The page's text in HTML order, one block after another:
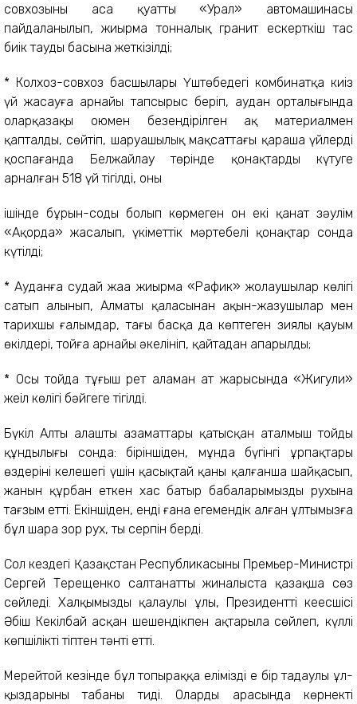
совхозының аса қуатты «Урал» автомашинасы
пайдаланылып, жиырма тонналық гранит ескерткіш тас
биік таудың басына жеткізілді;
* Колхоз-совхоз басшылары Үштөбедегі комбинатқа киіз
үй жасауға арнайы тапсырыс беріп, аудан орталығында
оларқазақы оюмен безендірілген ақ материалмен
қапталды, сөйтіп, шаруашылық мақсаттағы қараша үйлерді
қоспағанда Белжайлау төрінде қонақтарды күтуге
арналған 518 үй тігілді, оның
ішінде бұрын-соңды болып көрмеген он екі қанат зәулім
«Ақорда» жасалып, үкіметтік мәртебелі қонақтар сонда
күтілді;
* Ауданға судай жаңа жиырма «Рафик» жолаушылар көлігі
сатып алынып, Алматы қаласынан ақын-жазушылар мен
тарихшы ғалымдар, тағы басқа да көптеген зиялы қауым
өкілдері, тойға арнайы әкелініп, қайтадан апарылды;
* Осы тойда тұңғыш рет аламан ат жарысында «Жигули»
жеңіл көлігі бәйгеге тігілді.
Бүкіл Алты алаштың азаматтары қатысқан аталмыш тойдың
құндылығы сонда: біріншіден, мұнда бүгінгі ұрпақтары
өздерінің келешегі үшін қасықтай қаны қалғанша шайқасып,
жанын құрбан еткен хас батыр бабаларымыздың рухына
тағзым етті. Екіншіден, енді ғана егемендік алған ұлтымызға
бұл шара зор рух, тың серпін берді.
Сол кездегі Қазақстан Республикасының Премьер-Министрі
Сергей Терещенко салтанатты жиналыста қазақша сөз
сөйледі. Халқымыздың қалаулы ұлы, Президенттің кеңесшісі
Әбіш Кекілбай асқан шешендікпен ақтарыла сөйлеп, күллі
көпшілікті тіптен тәнті етті.
Мерейтой кезінде бұл топыраққа еліміздің ең бір таңдаулы ұл-
қыздарының табаны тиді. Олардың арасында көрнекті